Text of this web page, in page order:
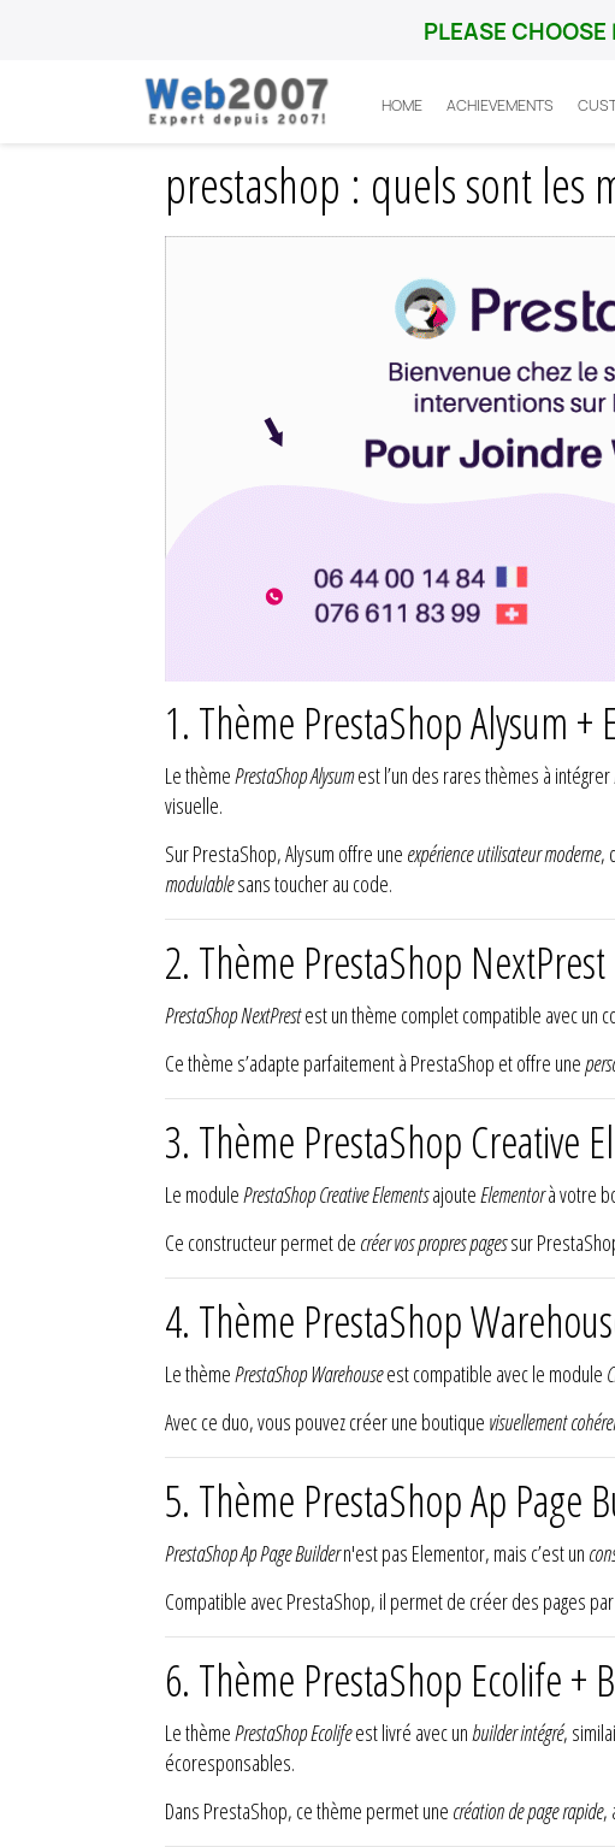
PLEASE
HOME ACHIEVEMENTS
Home Prestashop
prestashop : quels sont les
1. Thème PrestaShop Alysum +
Le thèmePrestaShop Alysumest l’un des rares thèmes à intégrer
visuelle.
Sur PrestaShop, Alysum offre une expérience utilisateur moderne,
modulablesans toucher au code.
2. Thème PrestaShop
PrestaShop NextPrestest un thème complet compatible avec un
Ce thème s’adapte parfaitement à PrestaShop et offre une
3. Thème PrestaShop Creative
Le modulePrestaShop Creative ElementsajouteElementorà votre
Ce constructeur permet de créer vos propres pagessur
4. Thème PrestaShop
Le thèmePrestaShop Warehouseest compatible avec le module
Avec ce duo, vous pouvez créer une boutique visuellement
5. Thème PrestaShop Ap
PrestaShop Ap Page Buildern'est pas Elementor, mais c’est un
Compatible avec PrestaShop, il permet de créer des pages
6. Thème PrestaShop Ecolife +
Le thèmePrestaShop Ecolifeest livré avec unbuilder intégré,
écoresponsables.
Dans PrestaShop, ce thème permet une création de page rapide,